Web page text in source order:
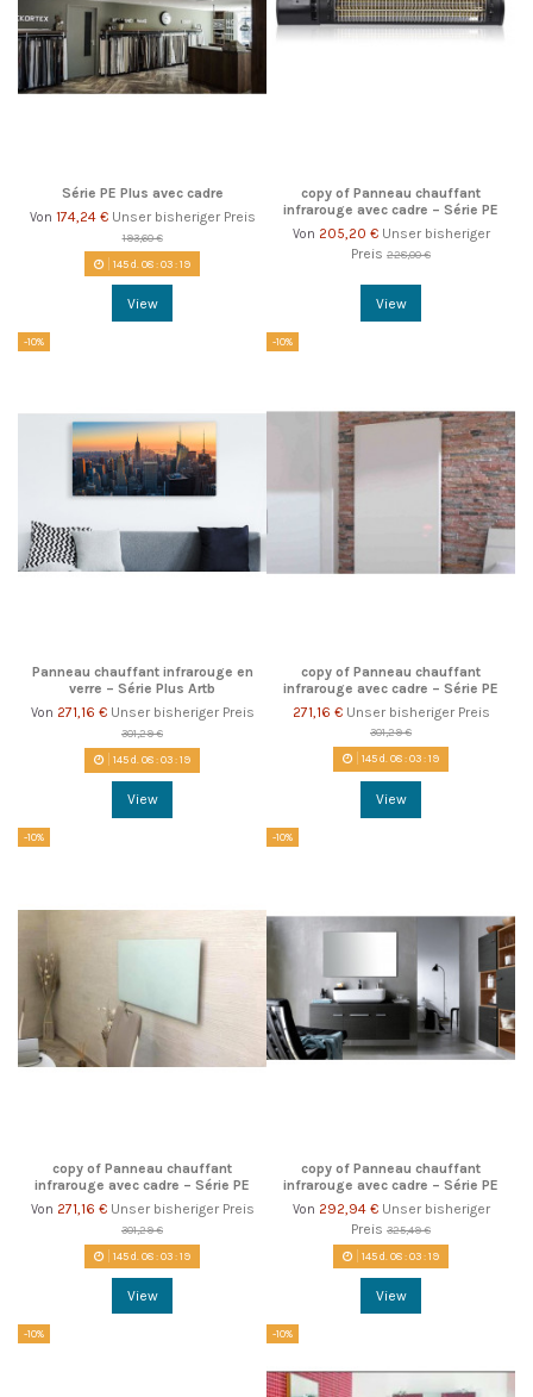
Série PE Plus avec cadre
Von 174,24 € Unser bisheriger Preis
193,60 €
145d. 08:03:18
View
copy of Panneau chauffant
infrarouge avec cadre – Série PE
Von 205,20 € Unser bisheriger
Preis 228,00 €
View
-10%
Panneau chauffant infrarouge en
verre – Série Plus Artb
Von 271,16 € Unser bisheriger Preis
301,29 €
145d. 08:03:18
View
-10%
copy of Panneau chauffant
infrarouge avec cadre – Série PE
271,16 € Unser bisheriger Preis
301,29 €
145d. 08:03:18
View
-10%
copy of Panneau chauffant
infrarouge avec cadre – Série PE
Von 271,16 € Unser bisheriger Preis
301,29 €
145d. 08:03:18
View
-10%
copy of Panneau chauffant
infrarouge avec cadre – Série PE
Von 292,94 € Unser bisheriger
Preis 325,49 €
145d. 08:03:18
View
-10% -10%